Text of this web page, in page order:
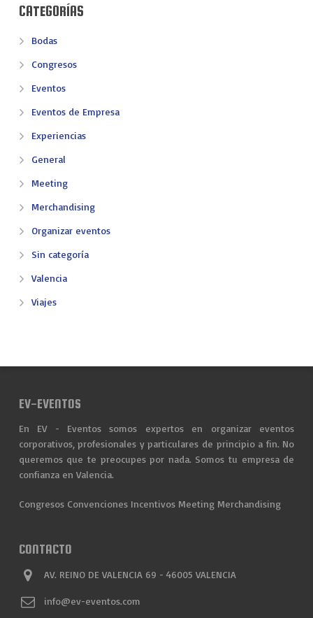
CATEGORÍAS
Bodas
Congresos
Eventos
Eventos de Empresa
Experiencias
General
Meeting
Merchandising
Organizar eventos
Sin categoría
Valencia
Viajes
EV-EVENTOS
En EV - Eventos somos expertos en organizar eventos
corporativos, profesionales y particulares de principio a fin. No
queremos que te preocupes por nada. Somos tu empresa de
confianza en Valencia.
Congresos Convenciones Incentivos Meeting Merchandising
CONTACTO
AV. REINO DE VALENCIA 69 - 46005 VALENCIA
info@ev-eventos.com